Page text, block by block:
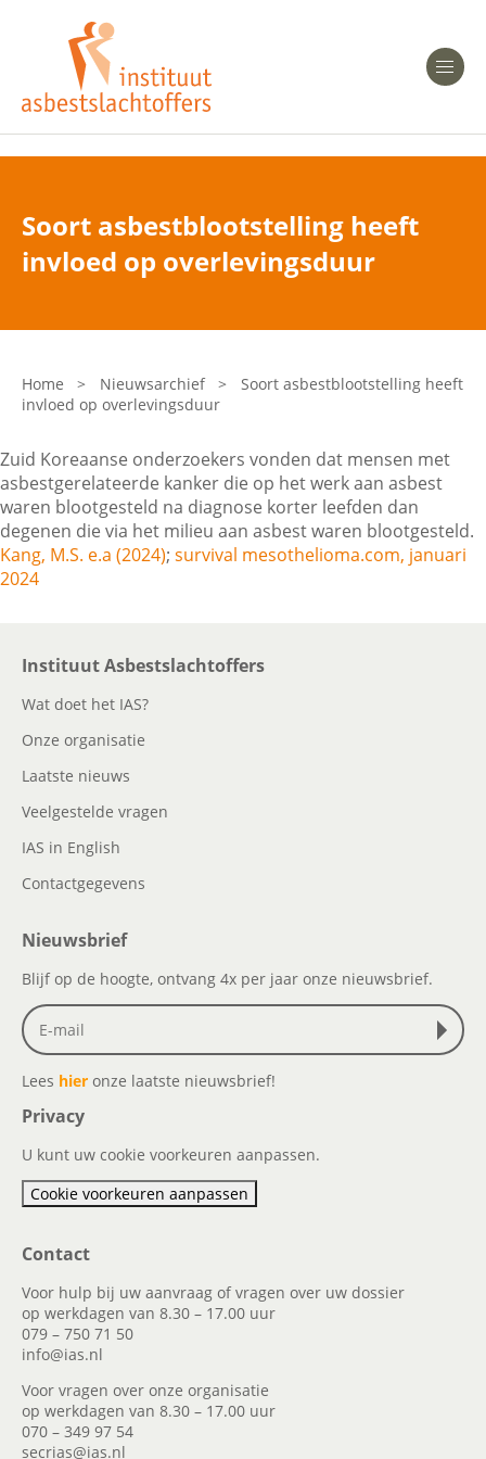
Heeft u Mesothelioom?
Heeft u Asbestose?
Bent u arts?
Asbest en Gezondheid
Laatste nieuws
Onze organisatie
Veelgestelde vragen
Contactgegevens
Soort asbestblootstelling heeft
invloed op overlevingsduur
Home > Nieuwsarchief >
Soort asbestblootstelling heeft
invloed op overlevingsduur
Zuid Koreaanse onderzoekers vonden dat mensen met
asbestgerelateerde kanker die op het werk aan asbest
waren blootgesteld na diagnose korter leefden dan
degenen die via het milieu aan asbest waren blootgesteld.
Kang, M.S. e.a (2024); survival mesothelioma.com, januari
2024
Instituut Asbestslachtoffers
Wat doet het IAS?
Onze organisatie
Laatste nieuws
Veelgestelde vragen
IAS in English
Contactgegevens
Nieuwsbrief
Blijf op de hoogte, ontvang 4x per jaar onze nieuwsbrief.
Lees hier onze laatste nieuwsbrief!
Privacy
U kunt uw cookie voorkeuren aanpassen.
Cookie voorkeuren aanpassen
Contact
Voor hulp bij uw aanvraag of vragen over uw dossier
op werkdagen van 8.30 – 17.00 uur
079 – 750 71 50
info@ias.nl
Voor vragen over onze organisatie
op werkdagen van 8.30 – 17.00 uur
070 – 349 97 54
secrias@ias.nl